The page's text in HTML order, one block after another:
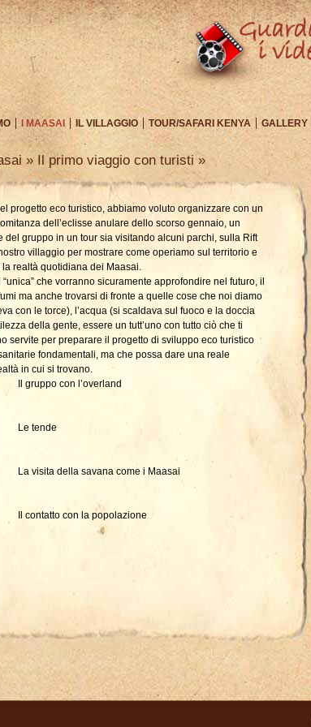
I MAASAI IL VILLAGGIO TOUR/SAFARI KENYA GALLERY
» Il primo viaggio con turisti »
progetto eco turistico, abbiamo voluto organizzare con un
dell’eclisse anulare dello scorso gennaio, un
del gruppo in un tour sia visitando alcuni parchi, sulla Rift
villaggio per mostrare come operiamo sul territorio e
realtà quotidiana dei Maasai.
che vorranno sicuramente approfondire nel futuro, il
ma anche trovarsi di fronte a quelle cose che noi diamo
con le torce), l’acqua (si scaldava sul fuoco e la doccia
della gente, essere un tutt’uno con tutto ciò che ti
servite per preparare il progetto di sviluppo eco turistico
fondamentali, ma che possa dare una reale
in cui si trovano.
Il gruppo con l’overland
Le tende
La visita della savana come i Maasai
Il contatto con la popolazione